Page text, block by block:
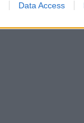
Data Access